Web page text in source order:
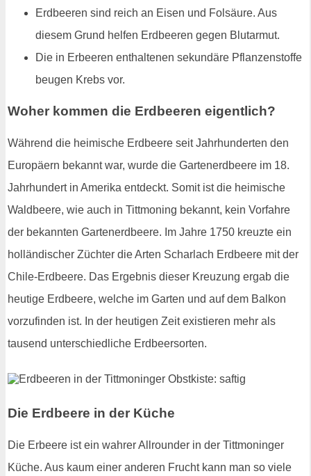
Erdbeeren sind reich an Eisen und Folsäure. Aus
diesem Grund helfen Erdbeeren gegen Blutarmut.
Die in Erbeeren enthaltenen sekundäre Pflanzenstoffe
beugen Krebs vor.
Woher kommen die Erdbeeren eigentlich?
Während die heimische Erdbeere seit Jahrhunderten den
Europäern bekannt war, wurde die Gartenerdbeere im 18.
Jahrhundert in Amerika entdeckt. Somit ist die heimische
Waldbeere, wie auch in Tittmoning bekannt, kein Vorfahre
der bekannten Gartenerdbeere. Im Jahre 1750 kreuzte ein
holländischer Züchter die Arten Scharlach Erdbeere mit der
Chile-Erdbeere. Das Ergebnis dieser Kreuzung ergab die
heutige Erdbeere, welche im Garten und auf dem Balkon
vorzufinden ist. In der heutigen Zeit existieren mehr als
tausend unterschiedliche Erdbeersorten.
Die Erdbeere in der Küche
Die Erbeere ist ein wahrer Allrounder in der Tittmoninger
Küche. Aus kaum einer anderen Frucht kann man so viele